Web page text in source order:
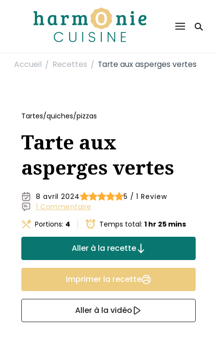
Harmonie Cuisine
Accueil / Recettes / Tarte aux asperges vertes
Tartes/quiches/pizzas
Tarte aux
asperges vertes
8 avril 2024
5 / 1 Review
1 Commentaire
Portions: 4 Temps total: 1 hr 25 mins
Aller à la recette
Imprimer la recette
Aller à la vidéo